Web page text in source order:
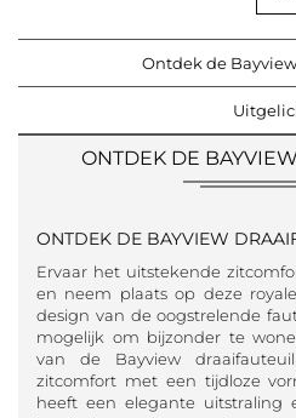
Ontdek de
ONTDEK DE
ONTDEK DE BAYVIEW
Ervaar het uitstekende
en neem plaats op deze
design van de oogstrelende
mogelijk om bijzonder te
van de Bayview
zitcomfort met een tijdloze
heeft een elegante uitstraling